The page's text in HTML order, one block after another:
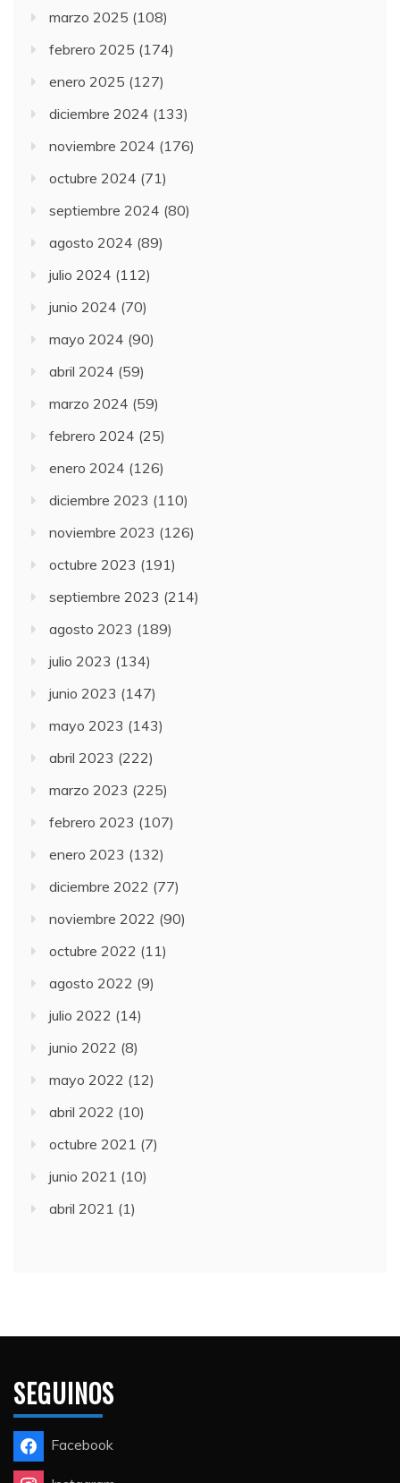
marzo 2025 (108)
febrero 2025 (174)
enero 2025 (127)
diciembre 2024 (133)
noviembre 2024 (176)
octubre 2024 (71)
septiembre 2024 (80)
agosto 2024 (89)
julio 2024 (112)
junio 2024 (70)
mayo 2024 (90)
abril 2024 (59)
marzo 2024 (59)
febrero 2024 (25)
enero 2024 (126)
diciembre 2023 (110)
noviembre 2023 (126)
octubre 2023 (191)
septiembre 2023 (214)
agosto 2023 (189)
julio 2023 (134)
junio 2023 (147)
mayo 2023 (143)
abril 2023 (222)
marzo 2023 (225)
febrero 2023 (107)
enero 2023 (132)
diciembre 2022 (77)
noviembre 2022 (90)
octubre 2022 (11)
agosto 2022 (9)
julio 2022 (14)
junio 2022 (8)
mayo 2022 (12)
abril 2022 (10)
octubre 2021 (7)
junio 2021 (10)
abril 2021 (1)
SEGUINOS
Facebook